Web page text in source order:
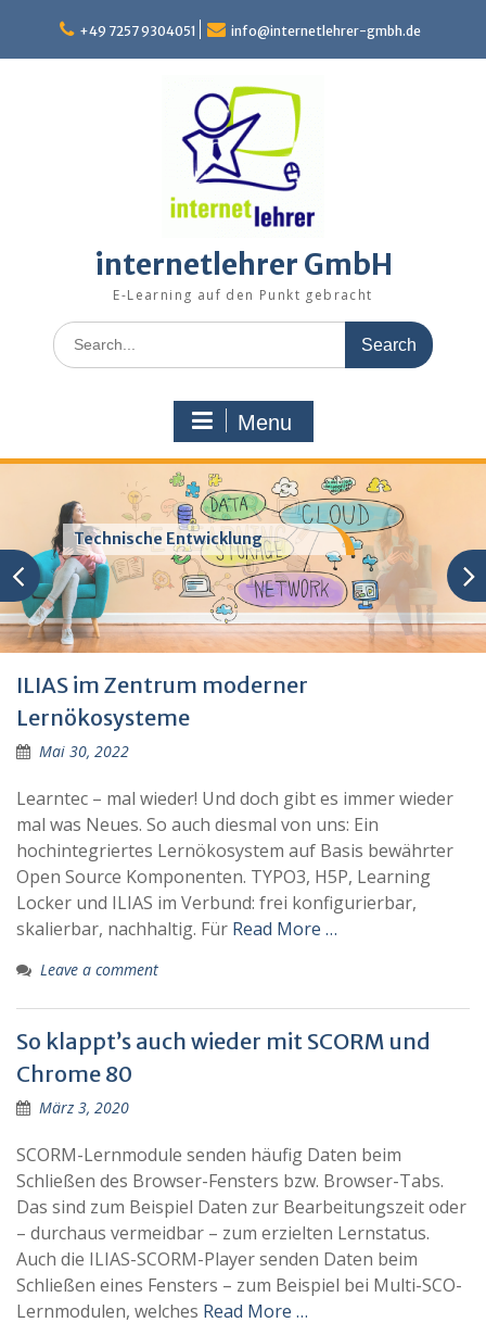
content
+49 7257 9304051 info@internetlehrer-gmbh.de
internetlehrer GmbH
E-Learning auf den Punkt gebracht
Search
for:
Menu
Technische Entwicklung
ILIAS im Zentrum moderner
Lernökosysteme
Mai 30, 2022
Learntec – mal wieder! Und doch gibt es immer wieder
mal was Neues. So auch diesmal von uns: Ein
hochintegriertes Lernökosystem auf Basis bewährter
Open Source Komponenten. TYPO3, H5P, Learning
Locker und ILIAS im Verbund: frei konfigurierbar,
skalierbar, nachhaltig. Für Read More …
Leave a comment
So klappt’s auch wieder mit SCORM und
Chrome 80
März 3, 2020
SCORM-Lernmodule senden häufig Daten beim
Schließen des Browser-Fensters bzw. Browser-Tabs.
Das sind zum Beispiel Daten zur Bearbeitungszeit oder
– durchaus vermeidbar – zum erzielten Lernstatus.
Auch die ILIAS-SCORM-Player senden Daten beim
Schließen eines Fensters – zum Beispiel bei Multi-SCO-
Lernmodulen, welches Read More …